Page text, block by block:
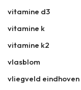
vitamine d3
vitamine k
vitamine k2
vlasblom
vliegveld eindhoven